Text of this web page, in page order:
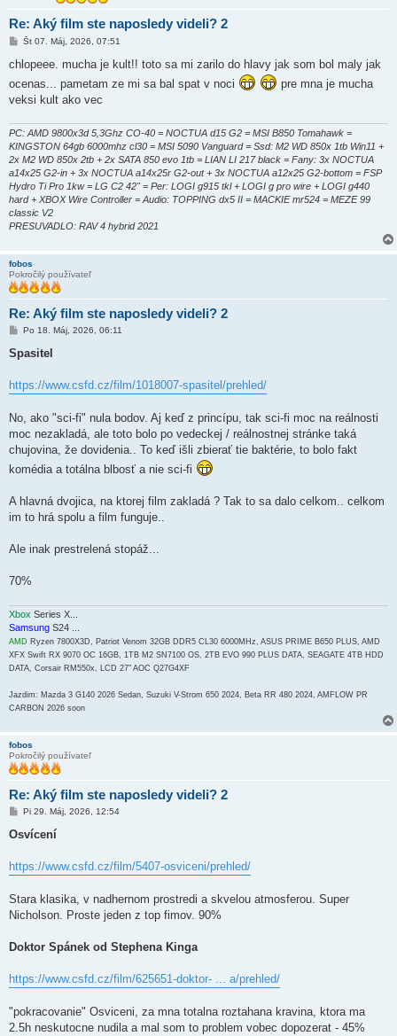
Re: Aký film ste naposledy videli? 2
P
í
p
e
v
k
Št 07. Máj, 2026, 07:51
chlopeee. mucha je kult!! toto sa mi zarilo do hlavy jak som bol maly jak
ocenas... pametam ze mi sa bal spat v noci
pre mna je mucha
veksi kult ako vec
PC: AMD 9800x3d 5,3Ghz CO-40 = NOCTUA d15 G2 = MSI B850 Tomahawk =
KINGSTON 64gb 6000mhz cl30 = MSI 5090 Vanguard = Ssd: M2 WD 850x 1tb Win11 +
2x M2 WD 850x 2tb + 2x SATA 850 evo 1tb = LIAN LI 217 black = Fany: 3x NOCTUA
a14x25 G2-in + 3x NOCTUA a14x25r G2-out + 3x NOCTUA a12x25 G2-bottom = FSP
Hydro Ti Pro 1kw = LG C2 42" = Per: LOGI g915 tkl + LOGI g pro wire + LOGI g440
hard + XBOX Wire Controller = Audio: TOPPING dx5 II = MACKIE mr524 = MEZE 99
classic V2
PRESUVADLO: RAV 4 hybrid 2021
fobos
Pokročilý používateľ
Re: Aký film ste naposledy videli? 2
P
í
s
e
v
k
Po 18. Máj, 2026, 06:11
Spasitel
https://www.csfd.cz/film/1018007-spasitel/prehled/
No, ako "sci-fi" nula bodov. Aj keď z princípu, tak sci-fi moc na reálnosti
moc nezakladá, ale toto bolo po vedeckej / reálnostnej stránke taká
chujovina, že dovidenia.. To keď išli zbierať tie baktérie, to bolo fakt
komédia a totálna blbosť a nie sci-fi
A hlavná dvojica, na ktorej film zakladá ? Tak to sa dalo celkom.. celkom
im to hrá spolu a film funguje..
Ale inak prestrelená stopáž...
70%
Xbox Series X...
Samsung S24 ...
AMD Ryzen 7800X3D, Patriot Venom 32GB DDR5 CL30 6000MHz, ASUS PRIME B650 PLUS, AMD
XFX Swift RX 9070 OC 16GB, 1TB M2 SN7100 OS, 2TB EVO 990 PLUS DATA, SEAGATE 4TB HDD
DATA, Corsair RM550x, LCD 27" AOC Q27G4XF
Jazdim: Mazda 3 G140 2026 Sedan, Suzuki V-Strom 650 2024, Beta RR 480 2024, AMFLOW PR
CARBON 2026 soon
fobos
Pokročilý používateľ
Re: Aký film ste naposledy videli? 2
P
í
e
v
k
Pi 29. Máj, 2026, 12:54
Osvícení
https://www.csfd.cz/film/5407-osviceni/prehled/
Stara klasika, v nadhernom prostredi a skvelou atmosferou. Super
Nicholson. Proste jeden z top fimov. 90%
Doktor Spánek od Stephena Kinga
https://www.csfd.cz/film/625651-doktor- ... a/prehled/
"pokracovanie" Osviceni, za mna totalna roztahana kravina, ktora ma
2.5h neskutocne nudila a mal som to problem vobec dopozerat - 45%